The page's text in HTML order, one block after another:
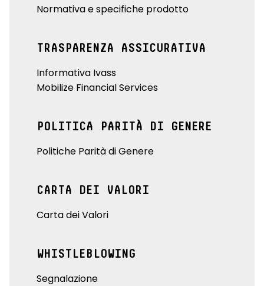
Normativa e specifiche prodotto
TRASPARENZA ASSICURATIVA
Informativa Ivass
Mobilize Financial Services
POLITICA PARITÀ DI GENERE
Politiche Parità di Genere
CARTA DEI VALORI
Carta dei Valori
WHISTLEBLOWING
Segnalazione